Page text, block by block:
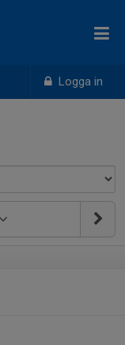
Logga in